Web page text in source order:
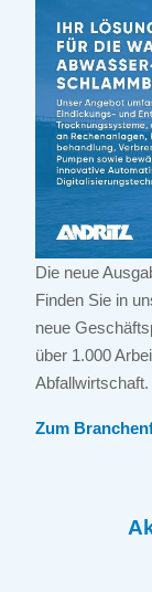
Die neue
Finden Sie in
neue
über 1.000
Abfallwirtschaft.
Zum